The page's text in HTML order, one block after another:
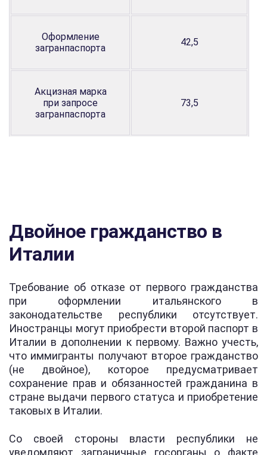
Оформление
загранпаспорта
42,5
Акцизная марка
при запросе
загранпаспорта
73,5
Двойное гражданство в
Италии
Требование об отказе от первого гражданства
при оформлении итальянского в
законодательстве республики отсутствует.
Иностранцы могут приобрести второй паспорт в
Италии в дополнении к первому. Важно учесть,
что иммигранты получают второе гражданство
(не двойное), которое предусматривает
сохранение прав и обязанностей гражданина в
стране выдачи первого статуса и приобретение
таковых в Италии.
Со своей стороны власти республики не